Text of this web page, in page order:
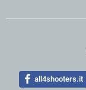
all4shooters.it